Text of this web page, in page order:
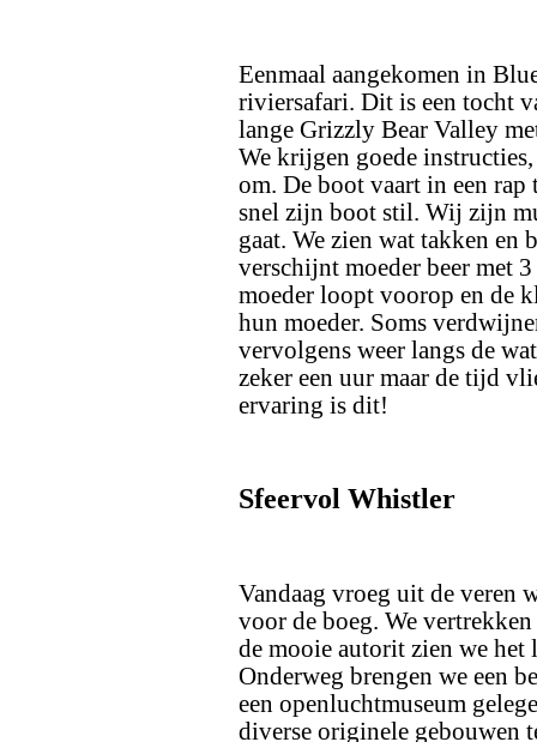
Eenmaal aangekomen in
riviersafari. Dit is een tocht
lange Grizzly Bear Valley
We krijgen goede instructies,
om. De boot vaart in een rap
snel zijn boot stil. Wij zijn
gaat. We zien wat takken en
verschijnt moeder beer met
moeder loopt voorop en de
hun moeder. Soms
vervolgens weer langs de
zeker een uur maar de tijd
ervaring is dit!
Sfeervol Whistler
Vandaag vroeg uit de veren
voor de boeg. We
de mooie autorit zien we het
Onderweg brengen we een
een openluchtmuseum
diverse originele gebouwen